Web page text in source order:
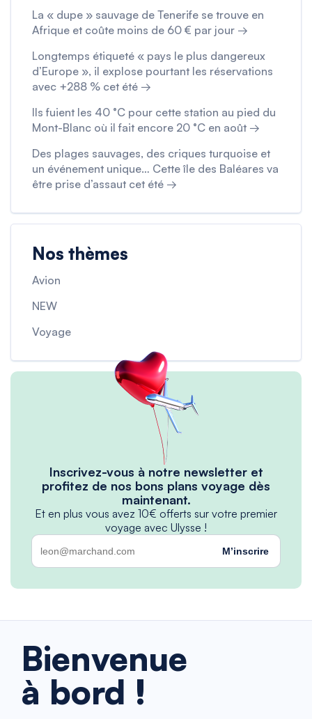
La « dupe » sauvage de Tenerife se trouve en
Afrique et coûte moins de 60 € par jour →
Longtemps étiqueté « pays le plus dangereux
d’Europe », il explose pourtant les réservations
avec +288 % cet été →
Ils fuient les 40 °C pour cette station au pied du
Mont-Blanc où il fait encore 20 °C en août →
Des plages sauvages, des criques turquoise et
un événement unique… Cette île des Baléares va
être prise d’assaut cet été →
Nos thèmes
Avion
NEW
Voyage
Inscrivez-vous à notre newsletter et
profitez de nos bons plans voyage dès
maintenant.
Et en plus vous avez 10€ offerts sur votre premier
voyage avec Ulysse !
M’inscrire
Bienvenue
à bord !